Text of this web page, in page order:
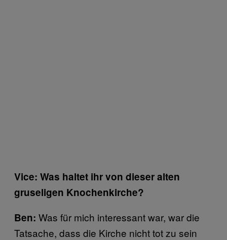
Vice: Was haltet ihr von dieser alten
gruseligen Knochenkirche?
Ben: Was für mich interessant war, war die
Tatsache, dass die Kirche nicht tot zu sein